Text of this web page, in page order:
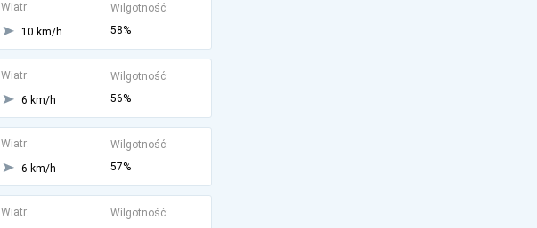
Wiatr:
10 km/h
Wilgotność:
58%
Wiatr:
6 km/h
Wilgotność:
56%
Wiatr:
6 km/h
Wilgotność:
57%
Wiatr:
Wilgotność: